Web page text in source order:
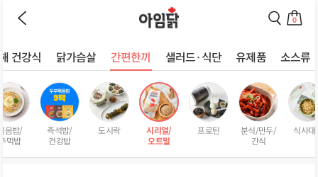
전
지
로
동
하
기
색
지
로
동
하
기
0
바
구
로
이
동
건강식 닭가슴살 간편한끼 샐러드·식단 유제품
소스류
품
리
스
트
음밥/
먹밥
즉석밥/
건강밥
도시락
시리얼/
오트밀
프로틴
분식/만두/
간식
식사대